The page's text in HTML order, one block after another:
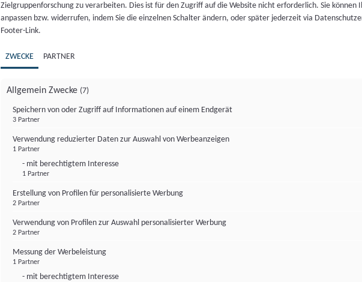
Zielgruppenforschung zu verarbeiten. Dies ist für den Zugriff auf die Website nicht erforderlich. Sie können
anpassen bzw. widerrufen, indem Sie die einzelnen Schalter ändern, oder später jederzeit via
Footer-Link.
ZWECKE PARTNER
Allgemein Zwecke (7)
Speichern von oder Zugriff auf Informationen auf einem Endgerät
3 Partner
Verwendung reduzierter Daten zur Auswahl von Werbeanzeigen
1 Partner
- mit berechtigtem Interesse
1 Partner
Erstellung von Profilen für personalisierte Werbung
2 Partner
Verwendung von Profilen zur Auswahl personalisierter Werbung
2 Partner
Messung der Werbeleistung
1 Partner
- mit berechtigtem Interesse